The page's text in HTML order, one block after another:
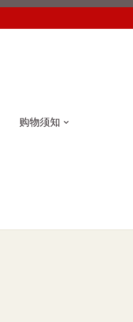
购物须知